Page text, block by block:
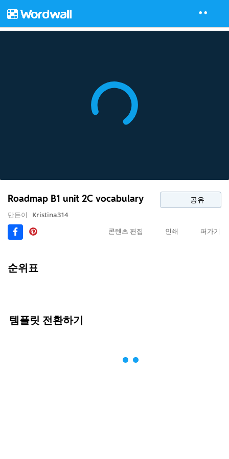
Roadmap B1 unit 2C vocabulary 공유
만든이
Kristina314
콘텐츠 편집
인쇄 퍼가기
순위표
템플릿 전환하기